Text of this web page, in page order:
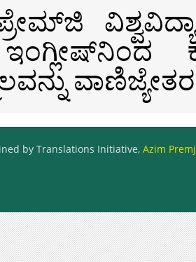
by Translations Initiative, Azim